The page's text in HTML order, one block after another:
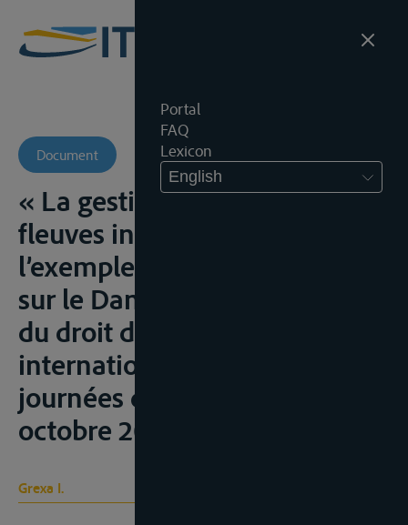
Portal
FAQ
Lexicon
English
Document
« La gestion commune des
fleuves interantionaux :
l’exemple de la Convention
sur le Danube », in Actualité
du droit des fleuves
internationaux : acte des
journées d’étude des 24 et 25
octobre 2008, 2010,, 139-147;
Grexa I.